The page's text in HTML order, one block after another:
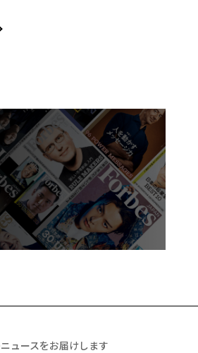
ュースをお届けします